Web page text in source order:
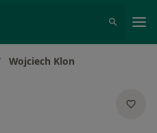
Wojciech Klon